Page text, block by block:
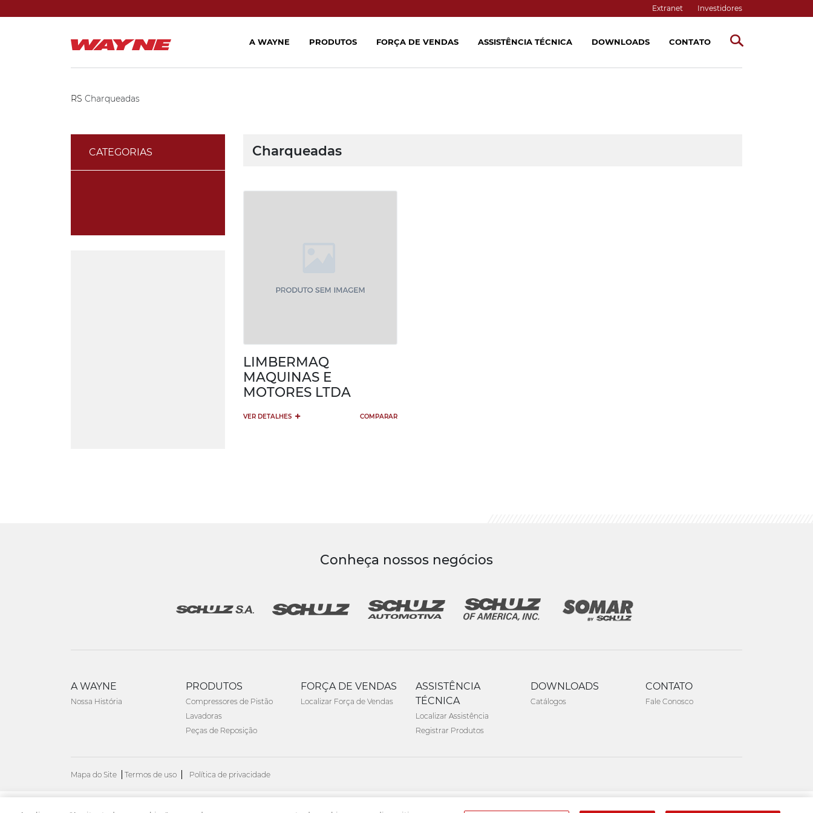
Extranet Investidores
RS Charqueadas
CATEGORIAS Charqueadas
LIMBERMAQ
MAQUINAS E
MOTORES LTDA
VER DETALHES + COMPARAR
Conheça nossos negócios
A WAYNE
Nossa História
PRODUTOS
Compressores de Pistão
Lavadoras
Peças de Reposição
FORÇA DE VENDAS
Localizar Força de Vendas
ASSISTÊNCIA
TÉCNICA
Localizar Assistência
Registrar Produtos
DOWNLOADS
Catálogos
CONTATO
Fale Conosco
Mapa do Site Termos de uso Política de privacidade
A WAYNE PRODUTOS FORÇA DE VENDAS ASSISTÊNCIA TÉCNICA DOWNLOADS CONTATO